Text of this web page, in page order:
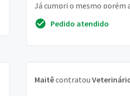
Já cumpri o mesmo porém
emitido ...Pedido atendido
Maitêcontratou